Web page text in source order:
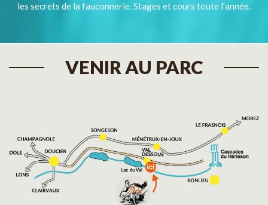
les secrets de la fauconnerie. Stages et cours toute l’année.
VENIR AU PARC